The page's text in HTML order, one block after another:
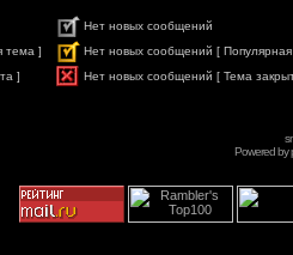
Нет новых сообщений
тема ]
Нет новых сообщений [
]
Нет новых сообщений [ Тема
Powered by